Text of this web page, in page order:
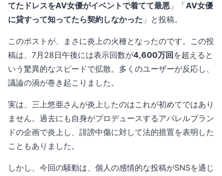
てたドレスをAV女優がイベントで着てて最悪 」「AV女優
に貸すって知ってたら契約しなかった 」と投稿。
このポストが、まさに炎上の火種となったのです。この投
稿は、7月28日午後には表示回数が4,600万回 を超えると
いう驚異的なスピードで拡散。多くのユーザーが反応し、
議論の渦が巻き起こりました。
実は、三上悠亜さんが炎上したのはこれが初めてではあり
ません。過去にも自身がプロデュースするアパレルブラン
ドの企画で炎上し、誹謗中傷に対して法的措置を表明した
こともありました。
しかし、今回の騒動は、個人の感情的な投稿がSNSを通じ